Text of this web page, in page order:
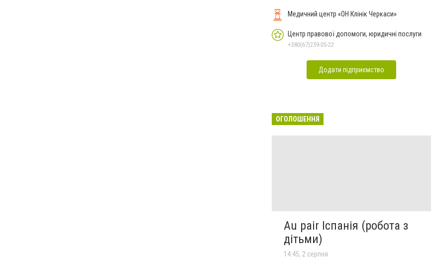
Медичний центр «ОН Клінік Черкаси»
Центр правової допомоги, юридичні послуги
+380(67)259-05-22
Додати підприємство
ОГОЛОШЕННЯ
Au pair Іспанія (робота з
дітьми)
14:45, 2 серпня